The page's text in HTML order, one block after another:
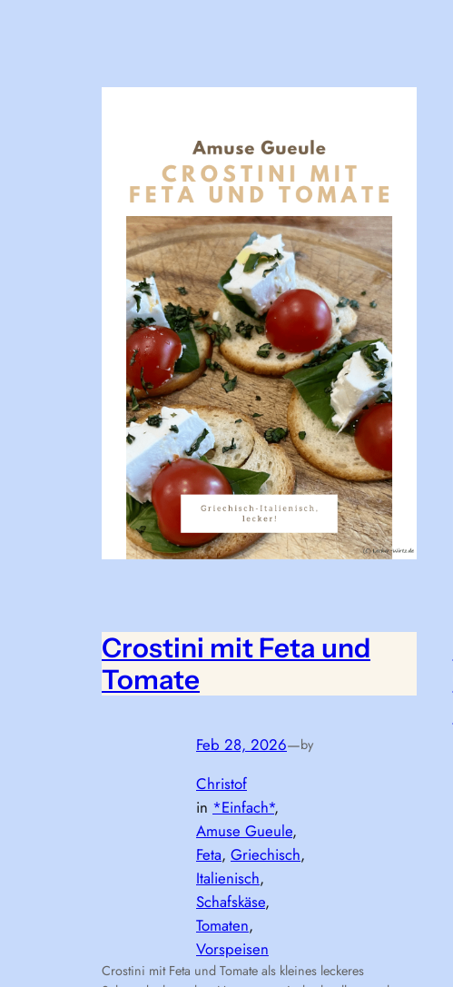
Crostini mit Feta und
Tomate
Feb 28, 2026—by
Christof
in *Einfach*
Amuse Gueule
Feta, Griechisch
Italienisch
Schafskäse
Tomaten
Vorspeisen
Crostini mit Feta und Tomate als kleines leckeres